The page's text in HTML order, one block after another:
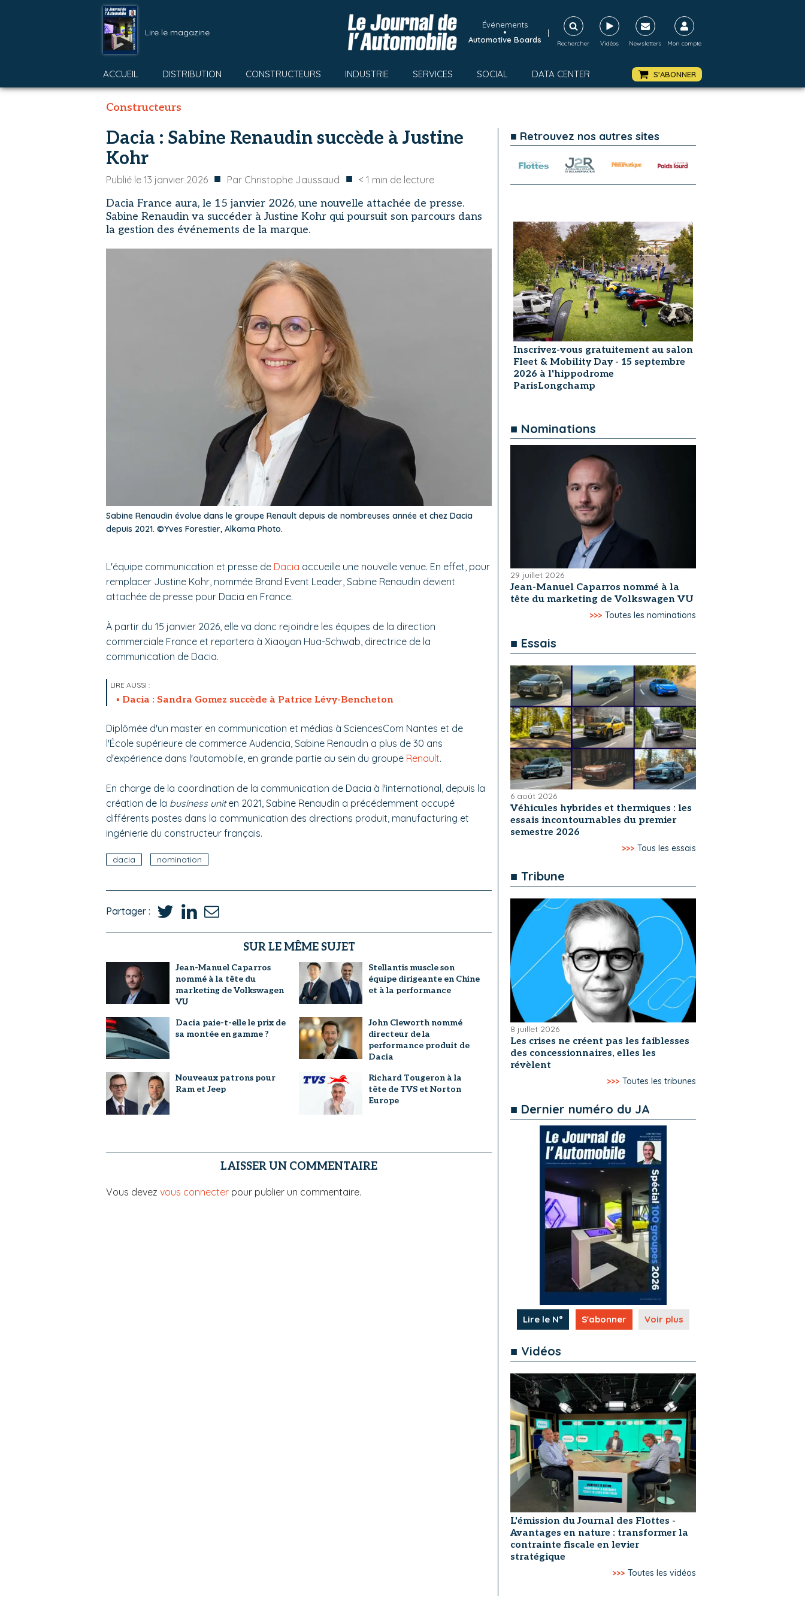
Lire le magazine
Événements
•
Automotive Boards
|
Rechercher Vidéos Newsletters Mon compte
ACCUEIL DISTRIBUTION CONSTRUCTEURS INDUSTRIE SERVICES SOCIAL DATA CENTER S'ABONNER
Constructeurs
Dacia : Sabine Renaudin succède à Justine
Kohr
Publié le 13 janvier 2026 ■ Par Christophe Jaussaud ■ < 1 min de lecture
Dacia France aura, le 15 janvier 2026, une nouvelle attachée de presse.
Sabine Renaudin va succéder à Justine Kohr qui poursuit son parcours dans
la gestion des événements de la marque.
Sabine Renaudin évolue dans le groupe Renault depuis de nombreuses année et chez Dacia
depuis 2021. ©Yves Forestier, Alkama Photo.
L'équipe communication et presse de Dacia accueille une nouvelle venue. En effet, pour
remplacer Justine Kohr, nommée Brand Event Leader, Sabine Renaudin devient
attachée de presse pour Dacia en France.
À partir du 15 janvier 2026, elle va donc rejoindre les équipes de la direction
commerciale France et reportera à Xiaoyan Hua-Schwab, directrice de la
communication de Dacia.
Dacia : Sandra Gomez succède à Patrice Lévy-Bencheton
Diplômée d'un master en communication et médias à SciencesCom Nantes et de
l'École supérieure de commerce Audencia, Sabine Renaudin a plus de 30 ans
d'expérience dans l'automobile, en grande partie au sein du groupe Renault.
En charge de la coordination de la communication de Dacia à l'international, depuis la
création de la business uniten 2021, Sabine Renaudin a précédemment occupé
différents postes dans la communication des directions produit, manufacturing et
ingénierie du constructeur français.
dacia nomination
Partager :
SUR LE MÊME SUJET
Jean-Manuel Caparros
nommé à la tête du
marketing de Volkswagen
VU
Stellantis muscle son
équipe dirigeante en Chine
et à la performance
Dacia paie-t-elle le prix de
sa montée en gamme ?
John Cleworth nommé
directeur de la
performance produit de
Dacia
Nouveaux patrons pour
Ram et Jeep
Richard Tougeron à la
tête de TVS et Norton
Europe
LAISSER UN COMMENTAIRE
Vous devez vous connecter pour publier un commentaire.
■ Retrouvez nos autres sites
Inscrivez-vous gratuitement au salon
Fleet & Mobility Day - 15 septembre
2026 à l'hippodrome
ParisLongchamp
■ Nominations
29 juillet 2026
Jean-Manuel Caparros nommé à la
tête du marketing de Volkswagen VU
>>> Toutes les nominations
■ Essais
6 août 2026
Véhicules hybrides et thermiques : les
essais incontournables du premier
semestre 2026
>>> Tous les essais
■ Tribune
8 juillet 2026
Les crises ne créent pas les faiblesses
des concessionnaires, elles les
révèlent
>>> Toutes les tribunes
■ Dernier numéro du JA
Lire le N° S'abonner Voir plus
■ Vidéos
L'émission du Journal des Flottes -
Avantages en nature : transformer la
contrainte fiscale en levier
stratégique
>>> Toutes les vidéos